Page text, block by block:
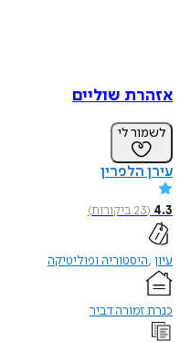
אזהרת שוליים
לשמור לי
עירן הלפרין
4.3
(
23ביקורות)
עיון היסטוריה ופוליטיקה
כנרת זמורה דביר